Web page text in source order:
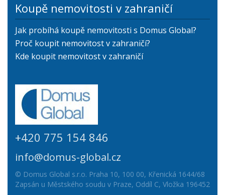
Koupě nemovitosti v zahraničí
Jak probíhá koupě nemovitosti s Domus Global?
Proč koupit nemovitost v zahraničí?
Kde koupit nemovitost v zahraničí
+420 775 154 846
info@domus-global.cz
© Domus Global s.r.o. Praha 10, 100 00, Křenická 1644/68
Zapsán u Městského soudu v Praze, Oddíl C, Vložka 196452